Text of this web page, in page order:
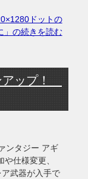
ドットの
」の続きを読む
アップ！
ンタジー アギ
仕様変更、
武器が入手で